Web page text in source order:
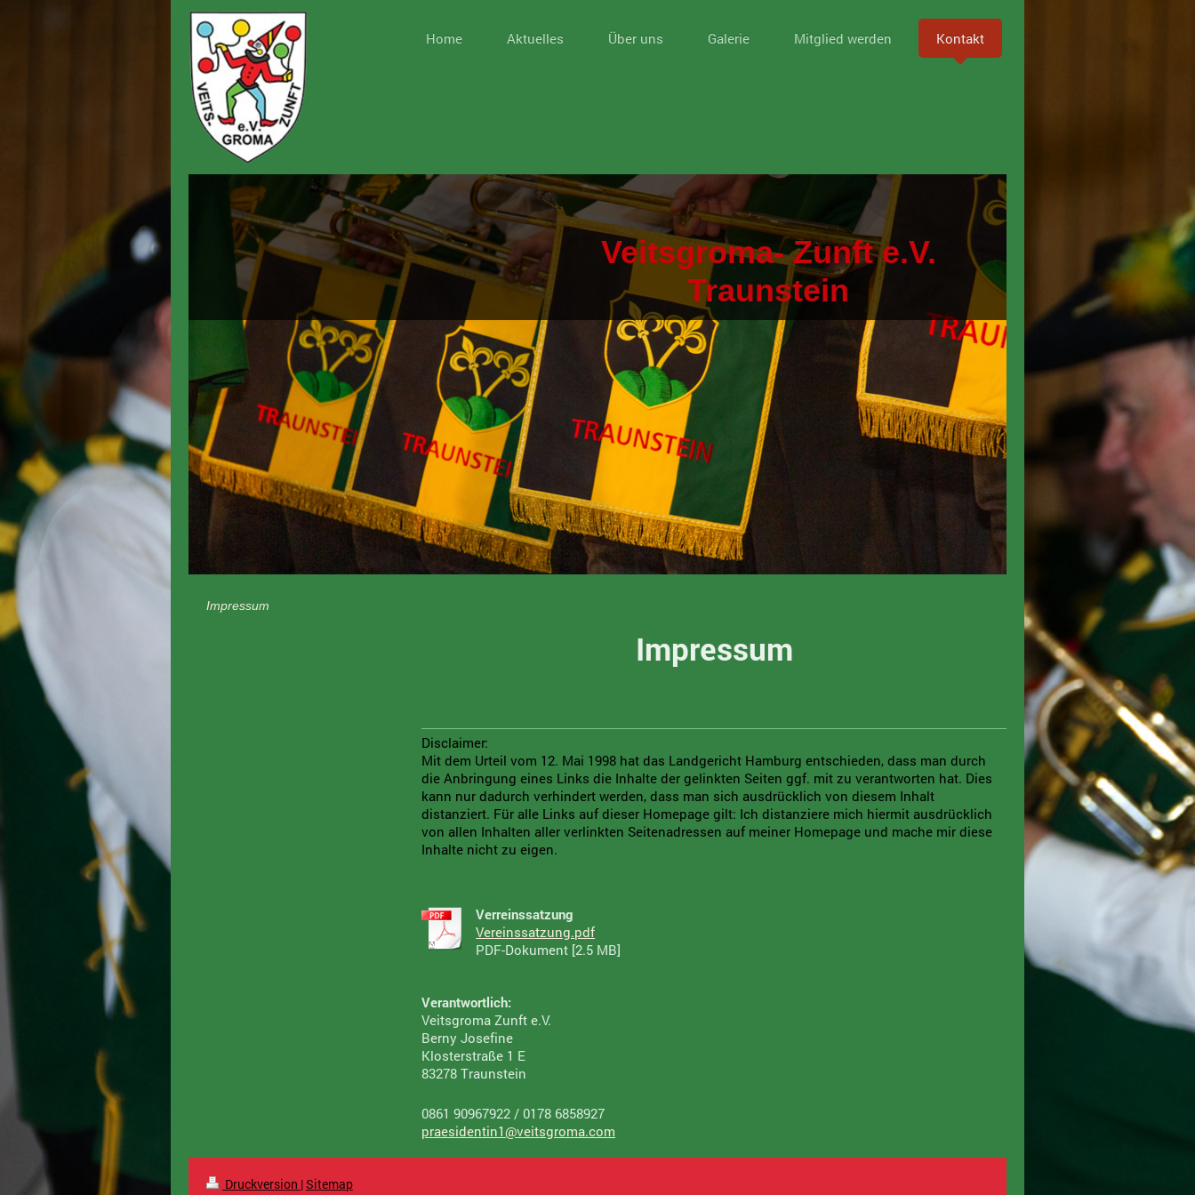
Home Aktuelles Über uns Galerie Mitglied werden Kontakt
Veitsgroma- Zunft e.V.
Traunstein
Impressum
Disclaimer:
Mit dem Urteil vom 12. Mai 1998 hat das Landgericht Hamburg entschieden, dass man durch
die Anbringung eines Links die Inhalte der gelinkten Seiten ggf. mit zu verantworten hat. Dies
kann nur dadurch verhindert werden, dass man sich ausdrücklich von diesem Inhalt
distanziert. Für alle Links auf dieser Homepage gilt: Ich distanziere mich hiermit ausdrücklich
von allen Inhalten aller verlinkten Seitenadressen auf meiner Homepage und mache mir diese
Inhalte nicht zu eigen.
Verreinssatzung
Vereinssatzung.pdf
PDF-Dokument [2.5 MB]
Verantwortlich:
Veitsgroma Zunft e.V.
Berny Josefine
Klosterstraße 1 E
83278 Traunstein
0861 90967922 / 0178 6858927
praesidentin1@veitsgroma.com
Impressum
Druckversion |Sitemap